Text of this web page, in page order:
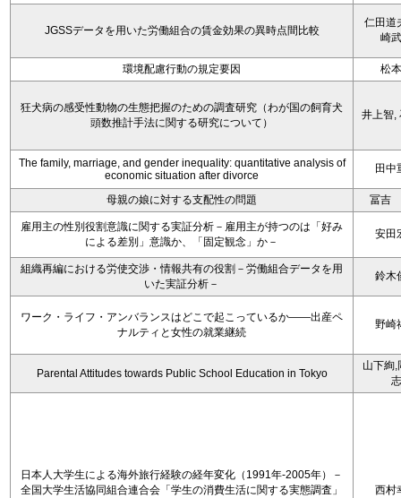
JGSSデータを用いた労働組合の賃金効果の異時点間比較
仁田道
崎
環境配慮行動の規定要因 松
狂犬病の感受性動物の生態把握のための調査研究（わが国の飼育犬
頭数推計手法に関する研究について）
井上智,
The family, marriage, and gender inequality: quantitative analysis of
economic situation after divorce
田中
母親の娘に対する支配性の問題 冨吉
雇用主の性別役割意識に関する実証分析－雇用主が持つのは「好み
による差別」意識か、「固定観念」か－
安田
組織再編における労使交渉・情報共有の役割－労働組合データを用
いた実証分析－
鈴木
ワーク・ライフ・アンバランスはどこで起こっているか――出産ペ
ナルティと女性の就業継続
野崎
Parental Attitudes towards Public School Education in Tokyo
山下絢,
志
日本人大学生による海外旅行経験の経年変化（1991年-2005年）－
全国大学生活協同組合連合会「学生の消費生活に関する実態調査」
西村